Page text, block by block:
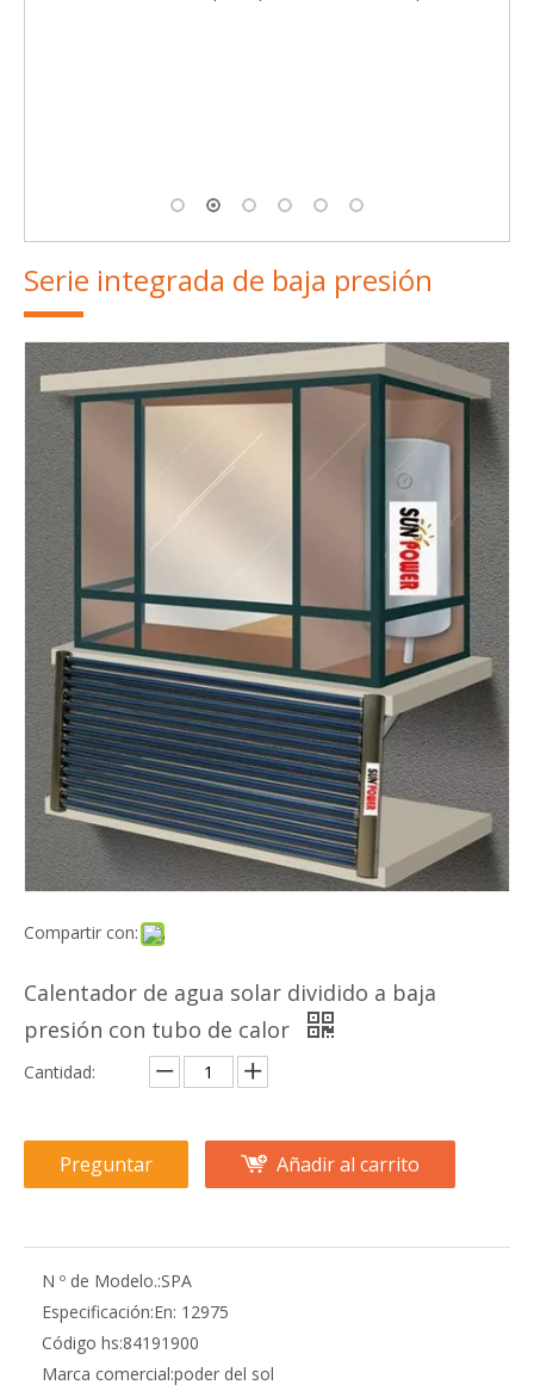
Serie integrada de baja presión
Compartir con:
Calentador de agua solar dividido a baja
presión con tubo de calor
Cantidad:
Preguntar Añadir al carrito
N º de Modelo.:SPA
Especificación:En: 12975
Código hs:84191900
Marca comercial:poder del sol